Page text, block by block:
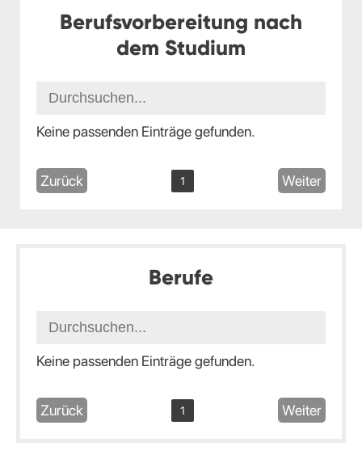
Berufsvorbereitung nach
dem Studium
Keine passenden Einträge gefunden.
Zurück 1 Weiter
Berufe
Keine passenden Einträge gefunden.
Zurück 1 Weiter